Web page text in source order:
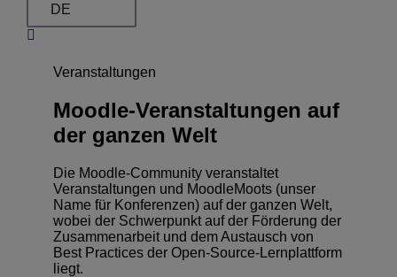
DE
Veranstaltungen
Moodle-Veranstaltungen auf
der ganzen Welt
Die Moodle-Community veranstaltet
Veranstaltungen und MoodleMoots (unser
Name für Konferenzen) auf der ganzen Welt,
wobei der Schwerpunkt auf der Förderung der
Zusammenarbeit und dem Austausch von
Best Practices der Open-Source-Lernplattform
liegt.